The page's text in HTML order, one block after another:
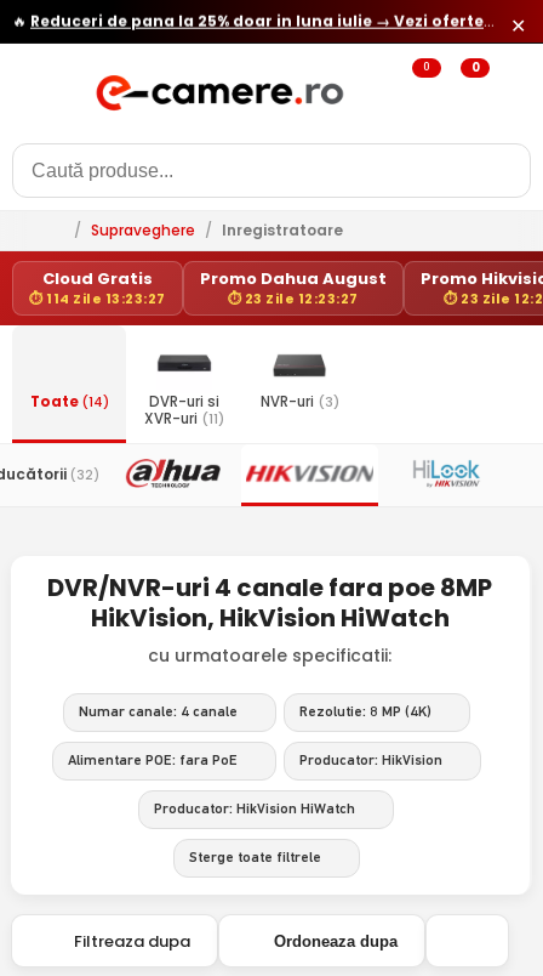
✕
0 0
/ Supraveghere / Inregistratoare
Cloud Gratis
⏱ 114 Zile 13:23:27
Promo Dahua August
⏱ 23 Zile 12:23:27
Promo
⏱ 23 Zile
Toate(14)
DVR-uri si
XVR-uri (11)
NVR-uri (3)
(32)
DVR/NVR-uri 4 canale fara poe 8MP
HikVision, HikVision HiWatch
cu urmatoarele specificatii:
Numar canale: 4 canale Rezolutie: 8 MP (4K)
Alimentare POE: fara PoE Producator: HikVision
Producator: HikVision HiWatch
Sterge toate filtrele
Filtreaza dupa Ordoneaza dupa